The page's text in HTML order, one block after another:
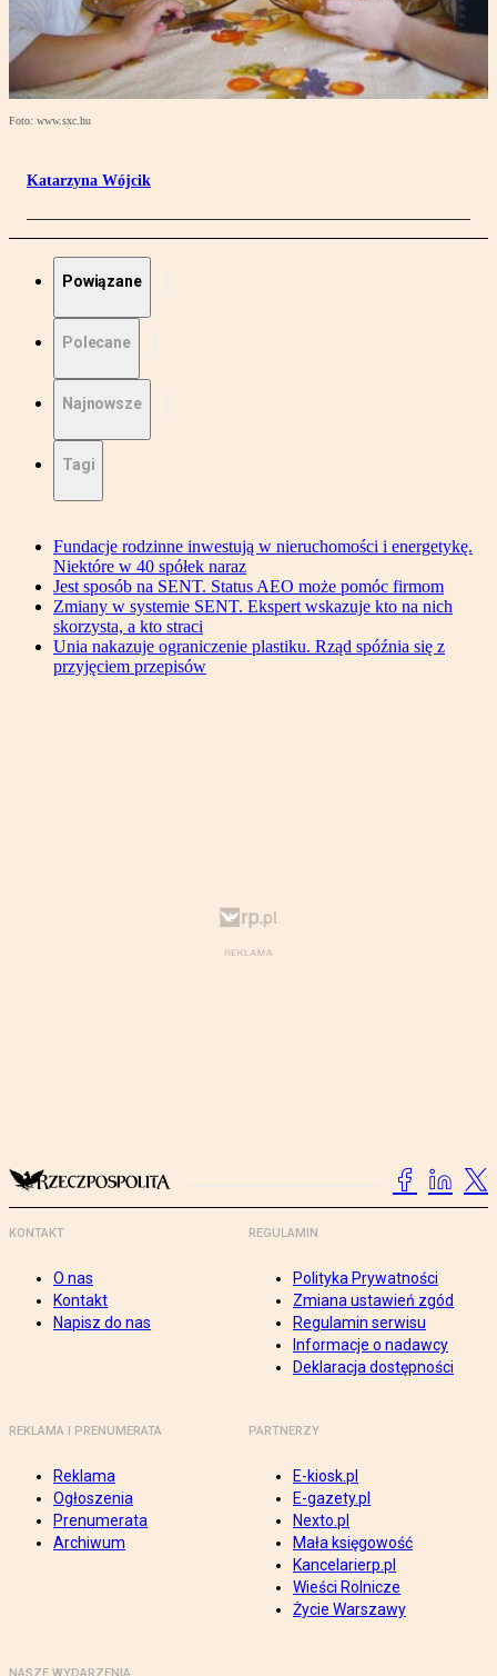
Foto: www.sxc.hu
Katarzyna Wójcik
Powiązane
Polecane
Najnowsze
Tagi
Fundacje rodzinne inwestują w nieruchomości i energetykę.
Niektóre w 40 spółek naraz
Jest sposób na SENT. Status AEO może pomóc firmom
Zmiany w systemie SENT. Ekspert wskazuje kto na nich
skorzysta, a kto straci
Unia nakazuje ograniczenie plastiku. Rząd spóźnia się z
przyjęciem przepisów
KONTAKT
O nas
Kontakt
Napisz do nas
REGULAMIN
Polityka Prywatności
Zmiana ustawień zgód
Regulamin serwisu
Informacje o nadawcy
Deklaracja dostępności
REKLAMA I PRENUMERATA
Reklama
Ogłoszenia
Prenumerata
Archiwum
PARTNERZY
E-kiosk.pl
E-gazety.pl
Nexto.pl
Mała księgowość
Kancelarierp.pl
Wieści Rolnicze
Życie Warszawy